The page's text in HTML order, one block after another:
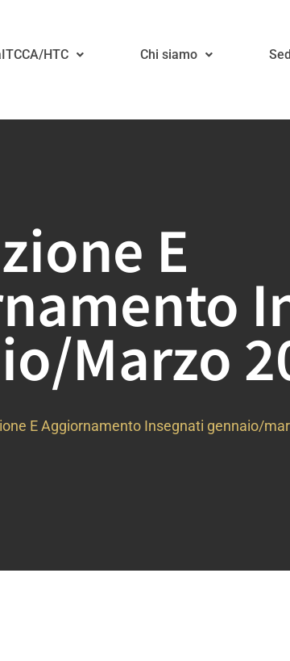
HTC Chi siamo
E
marzo
E Aggiornamento Insegnati gennaio/